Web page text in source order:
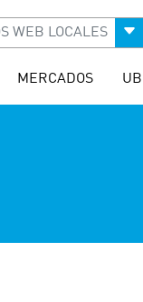
WEB LOCALES
MERCADOS